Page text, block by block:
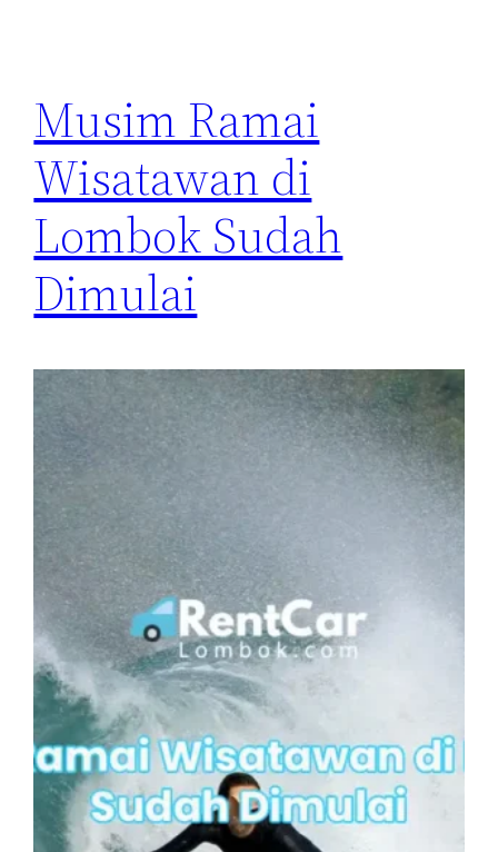
Musim Ramai
Wisatawan di
Lombok Sudah
Dimulai